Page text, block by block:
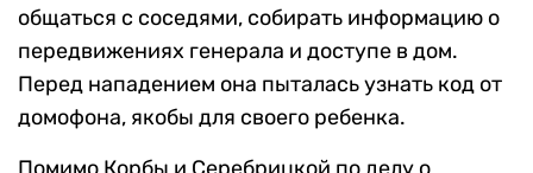
общаться с соседями, собирать информацию о
передвижениях генерала и доступе в дом.
Перед нападением она пыталась узнать код от
домофона, якобы для своего ребенка.